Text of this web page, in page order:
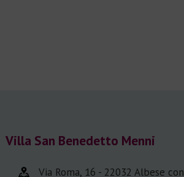
Villa San Benedetto Menni
Via Roma, 16 - 22032 Albese con